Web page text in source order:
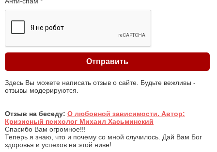
Здесь Вы можете написать отзыв о сайте. Будьте вежливы -
отзывы модерируются.
Отзыв на беседу: О любовной зависимости. Автор:
Кризисный психолог Михаил Хасьминский
Спасибо Вам огромное!!!
Теперь я знаю, что и почему со мной случилось. Дай Вам Бог
здоровья и успехов на этой ниве!